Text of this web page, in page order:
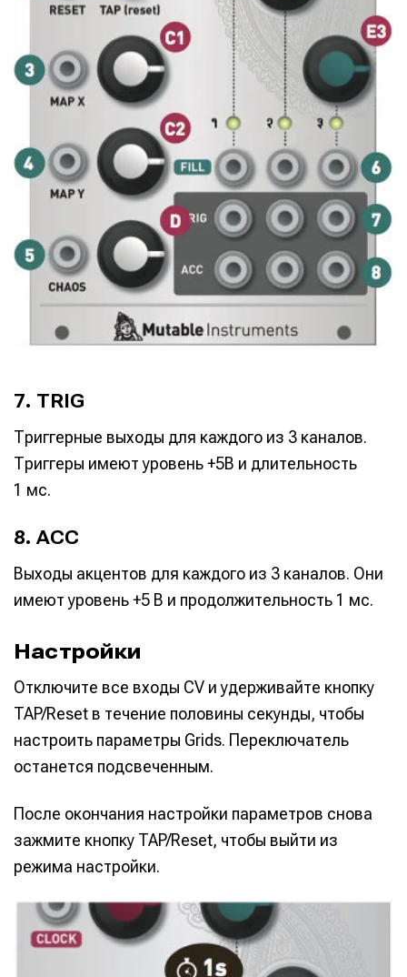
Написание
Исполнение
Продакшн
Написание
Исполнение
Продакшн
7. TRIG
Триггерные выходы для каждого из 3 каналов.
Триггеры имеют уровень +5В и длительность
1 мс.
8. ACC
Выходы акцентов для каждого из 3 каналов. Они
имеют уровень +5 В и продолжительность 1 мс.
Настройки
Отключите все входы CV и удерживайте кнопку
TAP/Reset в течение половины секунды, чтобы
настроить параметры Grids. Переключатель
останется подсвеченным.
После окончания настройки параметров снова
зажмите кнопку TAP/Reset, чтобы выйти из
режима настройки.